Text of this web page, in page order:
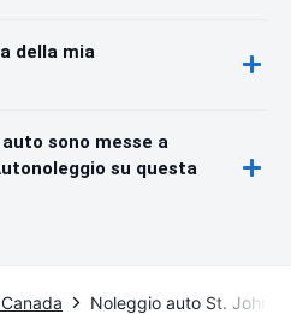
della mia
sono messe a
su questa
Noleggio auto St. John's,